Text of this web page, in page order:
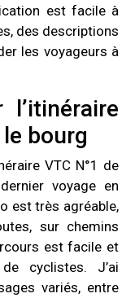
est facile à
des descriptions
les voyageurs à
bourg
VTC N°1 de
voyage en
est très agréable,
sur chemins
est facile et
cyclistes. J’ai
variés, entre